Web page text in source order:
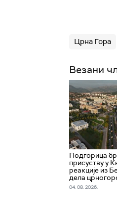
Црна Гора
Везани
Подгорица
присуству у
реакције из
дела
04. 08. 2026.